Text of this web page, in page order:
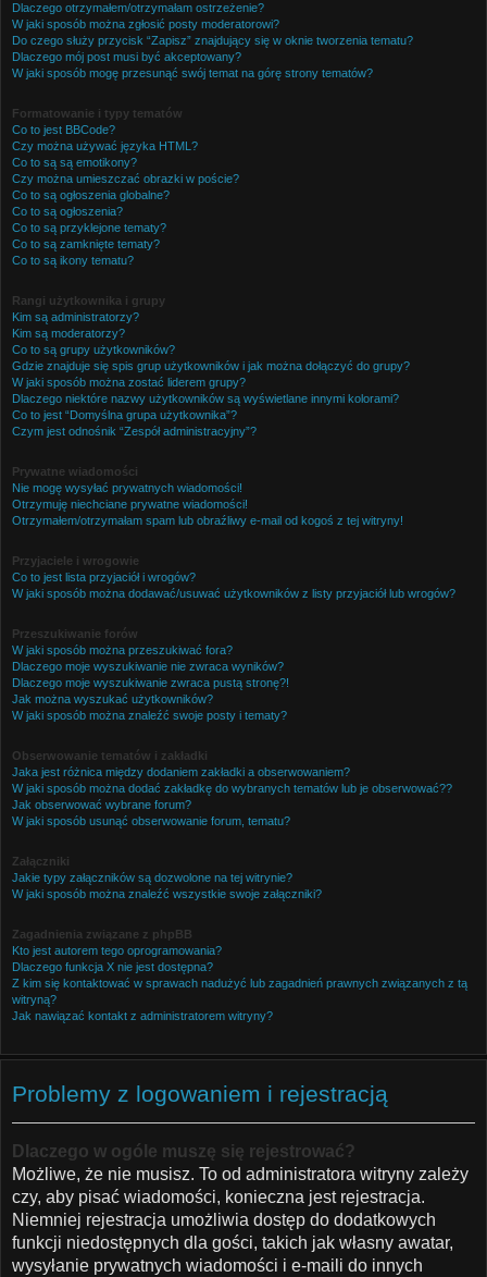
Dlaczego otrzymałem/otrzymałam ostrzeżenie?
W jaki sposób można zgłosić posty moderatorowi?
Do czego służy przycisk “Zapisz” znajdujący się w oknie tworzenia tematu?
Dlaczego mój post musi być akceptowany?
W jaki sposób mogę przesunąć swój temat na górę strony tematów?
Formatowanie i typy tematów
Co to jest BBCode?
Czy można używać języka HTML?
Co to są są emotikony?
Czy można umieszczać obrazki w poście?
Co to są ogłoszenia globalne?
Co to są ogłoszenia?
Co to są przyklejone tematy?
Co to są zamknięte tematy?
Co to są ikony tematu?
Rangi użytkownika i grupy
Kim są administratorzy?
Kim są moderatorzy?
Co to są grupy użytkowników?
Gdzie znajduje się spis grup użytkowników i jak można dołączyć do grupy?
W jaki sposób można zostać liderem grupy?
Dlaczego niektóre nazwy użytkowników są wyświetlane innymi kolorami?
Co to jest “Domyślna grupa użytkownika”?
Czym jest odnośnik “Zespół administracyjny”?
Prywatne wiadomości
Nie mogę wysyłać prywatnych wiadomości!
Otrzymuję niechciane prywatne wiadomości!
Otrzymałem/otrzymałam spam lub obraźliwy e-mail od kogoś z tej witryny!
Przyjaciele i wrogowie
Co to jest lista przyjaciół i wrogów?
W jaki sposób można dodawać/usuwać użytkowników z listy przyjaciół lub wrogów?
Przeszukiwanie forów
W jaki sposób można przeszukiwać fora?
Dlaczego moje wyszukiwanie nie zwraca wyników?
Dlaczego moje wyszukiwanie zwraca pustą stronę?!
Jak można wyszukać użytkowników?
W jaki sposób można znaleźć swoje posty i tematy?
Obserwowanie tematów i zakładki
Jaka jest różnica między dodaniem zakładki a obserwowaniem?
W jaki sposób można dodać zakładkę do wybranych tematów lub je obserwować??
Jak obserwować wybrane forum?
W jaki sposób usunąć obserwowanie forum, tematu?
Załączniki
Jakie typy załączników są dozwolone na tej witrynie?
W jaki sposób można znaleźć wszystkie swoje załączniki?
Zagadnienia związane z phpBB
Kto jest autorem tego oprogramowania?
Dlaczego funkcja X nie jest dostępna?
Z kim się kontaktować w sprawach nadużyć lub zagadnień prawnych związanych z tą
witryną?
Jak nawiązać kontakt z administratorem witryny?
Problemy z logowaniem i rejestracją
Dlaczego w ogóle muszę się rejestrować?
Możliwe, że nie musisz. To od administratora witryny zależy
czy, aby pisać wiadomości, konieczna jest rejestracja.
Niemniej rejestracja umożliwia dostęp do dodatkowych
funkcji niedostępnych dla gości, takich jak własny awatar,
wysyłanie prywatnych wiadomości i e-maili do innych